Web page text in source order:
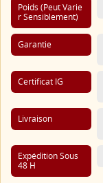
Poids (Peut Varie
R Sensiblement)
Garantie
Certificat IG
Livraison
Expédition Sous
48 H